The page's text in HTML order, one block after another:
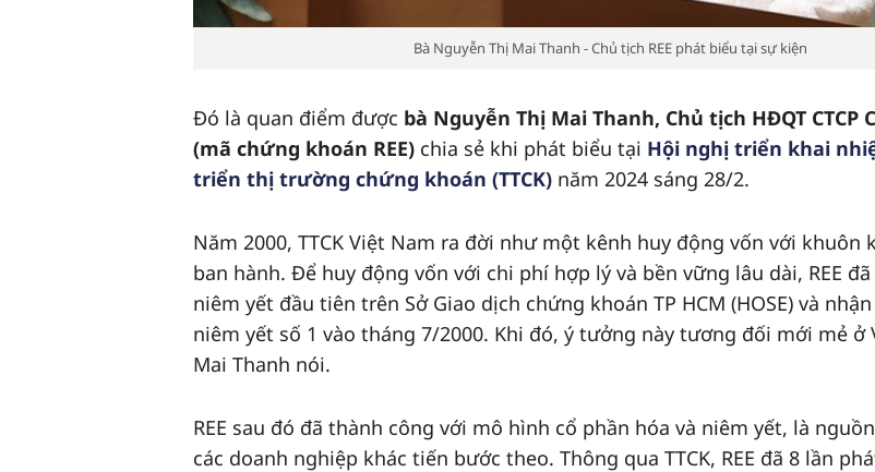
Bà Nguyễn Thị Mai Thanh - Chủ tịch REE phát biểu tại sự kiện
Đó là quan điểm được bà Nguyễn Thị Mai Thanh, Chủ tịch HĐQT CTCP
(mã chứng khoán REE) chia sẻ khi phát biểu tại Hội nghị triển khai
triển thị trường chứng khoán (TTCK) năm 2024 sáng 28/2.
Năm 2000, TTCK Việt Nam ra đời như một kênh huy động vốn với khuôn
ban hành. Để huy động vốn với chi phí hợp lý và bền vững lâu dài, REE
niêm yết đầu tiên trên Sở Giao dịch chứng khoán TP HCM (HOSE) và
niêm yết số 1 vào tháng 7/2000. Khi đó, ý tưởng này tương đối mới mẻ ở
Mai Thanh nói.
REE sau đó đã thành công với mô hình cổ phần hóa và niêm yết, là
các doanh nghiệp khác tiến bước theo. Thông qua TTCK, REE đã 8 lần